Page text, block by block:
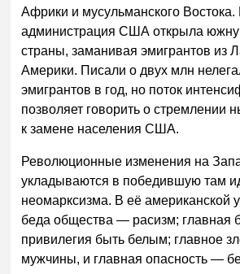
Африки и мусульманского
администрация США открыла
страны, заманивая эмигрантов из
Америки. Писали о двух млн
эмигрантов в год, но поток
позволяет говорить о стремлении
к замене населения США.
Революционные изменения на
укладываются в победившую там
неомарксизма. В её американской
беда общества — расизм; главная
привилегия быть белым; главное
мужчины, и главная опасность —